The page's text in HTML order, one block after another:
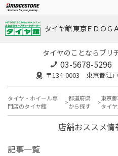
タイヤ館 東京ＥＤＯＧ
タイヤのことならブリ
03-5678-5296
〒134-0003 東京都江
タイヤ・ホイール専
門店のタイヤ館
都道府県
から探す
東京
タイ
店舗おススメ
記事一覧